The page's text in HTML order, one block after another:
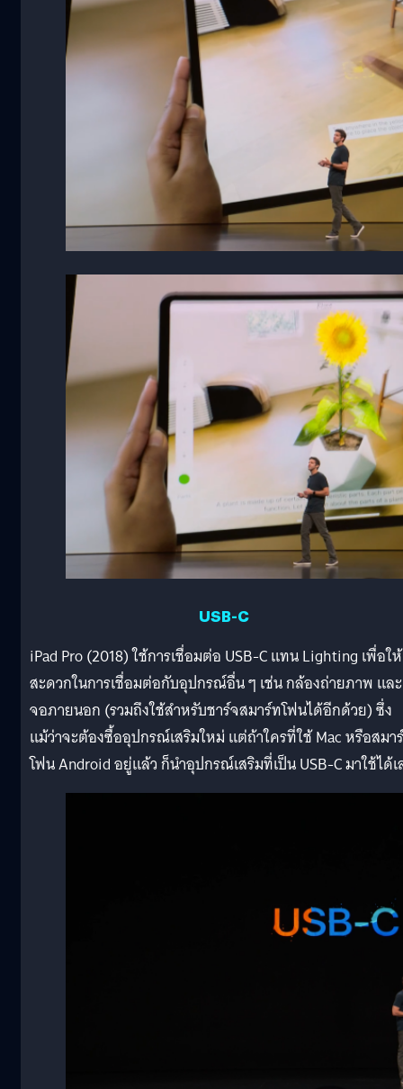
USB-C
iPad Pro (2018) ใช้การเชื่อมต่อ USB-C แทน Lighting เพื่อให้
สะดวกในการเชื่อมต่อกับอุปกรณ์อื่น ๆ เช่น กล้องถ่ายภาพ และ
จอภายนอก (รวมถึงใช้สำหรับชาร์จสมาร์ทโฟนได้อีกด้วย) ซึ่ง
แม้ว่าจะต้องซื้ออุปกรณ์เสริมใหม่ แต่ถ้าใครที่ใช้ Mac หรือสมา
โฟน Android อยู่แล้ว ก็นำอุปกรณ์เสริมที่เป็น USB-C มาใช้ได้